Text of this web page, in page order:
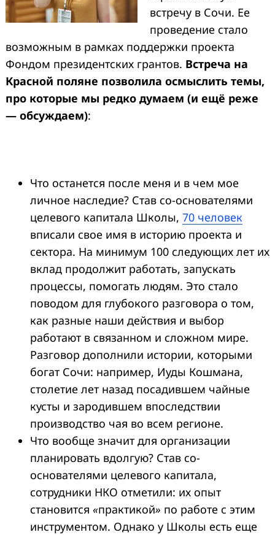
встречу в Сочи. Ее
проведение стало
возможным в рамках поддержки проекта
Фондом президентских грантов. Встреча на
Красной поляне позволила осмыслить темы,
про которые мы редко думаем (и ещё реже
— обсуждаем):
Что останется после меня и в чем мое
личное наследие? Став со-основателями
целевого капитала Школы, 70 человек
вписали свое имя в историю проекта и
сектора. На минимум 100 следующих лет их
вклад продолжит работать, запускать
процессы, помогать людям. Это стало
поводом для глубокого разговора о том,
как разные наши действия и выбор
работают в связанном и сложном мире.
Разговор дополнили истории, которыми
богат Сочи: например, Иуды Кошмана,
столетие лет назад посадившем чайные
кусты и зародившем впоследствии
производство чая во всем регионе.
Что вообще значит для организации
планировать вдолгую? Став со-
основателями целевого капитала,
сотрудники НКО отметили: их опыт
становится «практикой» по работе с этим
инструментом. Однако у Школы есть еще